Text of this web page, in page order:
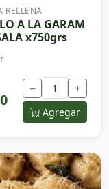
RELLENA
A LA GARAM
x750grs
− +
Agregar